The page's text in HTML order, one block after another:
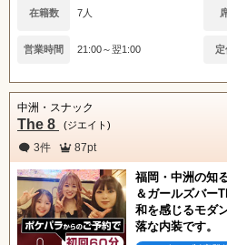
在籍数 7人
営業時間 21:00～翌1:00 定
中洲・スナック
The 8 (ジエイト)
3件 87pt
福岡・中洲の知
＆ガールズバー
和を感じるモダ
落な内装です。